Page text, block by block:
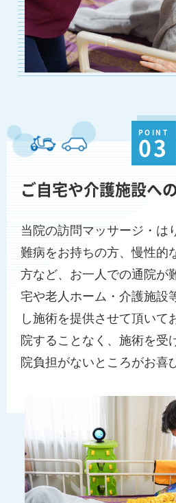
POINT
03
ご自宅や介護施設へ
当院の訪問マッサージ・は
難病をお持ちの方、慢性的
方など、お一人での通院が
宅や老人ホーム・介護施設
し施術を提供させて頂いて
院することなく、施術を受
院負担がないところがお喜